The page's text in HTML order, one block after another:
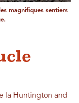
magnifiques sentiers
la Huntington and